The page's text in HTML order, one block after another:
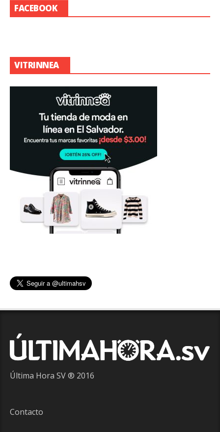
FACEBOOK
VITRINNEA
Última Hora SV ® 2016
Contacto